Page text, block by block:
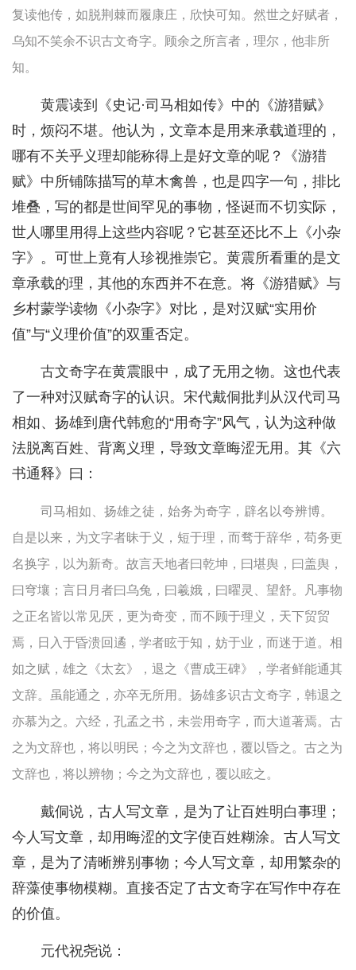
复读他传，如脱荆棘而履康庄，欣快可知。然世之好赋者，
乌知不笑余不识古文奇字。顾余之所言者，理尔，他非所
知。
黄震读到《史记·司马相如传》中的《游猎赋》
时，烦闷不堪。他认为，文章本是用来承载道理的，
哪有不关乎义理却能称得上是好文章的呢？《游猎
赋》中所铺陈描写的草木禽兽，也是四字一句，排比
堆叠，写的都是世间罕见的事物，怪诞而不切实际，
世人哪里用得上这些内容呢？它甚至还比不上《小杂
字》。可世上竟有人珍视推崇它。黄震所看重的是文
章承载的理，其他的东西并不在意。将《游猎赋》与
乡村蒙学读物《小杂字》对比，是对汉赋“实用价
值”与“义理价值”的双重否定。
古文奇字在黄震眼中，成了无用之物。这也代表
了一种对汉赋奇字的认识。宋代戴侗批判从汉代司马
相如、扬雄到唐代韩愈的“用奇字”风气，认为这种做
法脱离百姓、背离义理，导致文章晦涩无用。其《六
书通释》曰：
司马相如、扬雄之徒，始务为奇字，辟名以夸辨博。
自是以来，为文字者昧于义，短于理，而骛于辞华，苟务更
名换字，以为新奇。故言天地者曰乾坤，曰堪舆，曰盖舆，
曰穹壤；言日月者曰乌兔，曰羲娥，曰曜灵、望舒。凡事物
之正名皆以常见厌，更为奇变，而不顾于理义，天下贸贸
焉，日入于昏溃回遹，学者眩于知，妨于业，而迷于道。相
如之赋，雄之《太玄》，退之《曹成王碑》，学者鲜能通其
文辞。虽能通之，亦卒无所用。扬雄多识古文奇字，韩退之
亦慕为之。六经，孔孟之书，未尝用奇字，而大道著焉。古
之为文辞也，将以明民；今之为文辞也，覆以昏之。古之为
文辞也，将以辨物；今之为文辞也，覆以眩之。
戴侗说，古人写文章，是为了让百姓明白事理；
今人写文章，却用晦涩的文字使百姓糊涂。古人写文
章，是为了清晰辨别事物；今人写文章，却用繁杂的
辞藻使事物模糊。直接否定了古文奇字在写作中存在
的价值。
元代祝尧说：